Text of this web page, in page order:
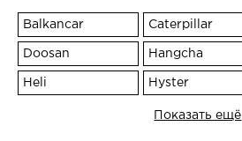
Balkancar Caterpillar
Doosan Hangcha
Heli Hyster
Показать ещё